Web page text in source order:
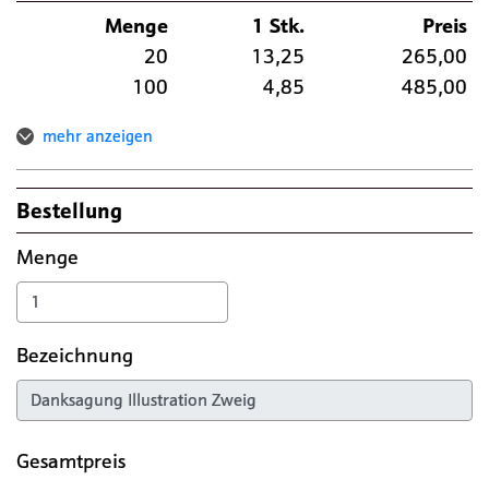
Menge 1 Stk.
Preis
20
13,25
265,00
100
4,85 485,00
mehr anzeigen
Bestellung
Menge
Bezeichnung
Gesamtpreis